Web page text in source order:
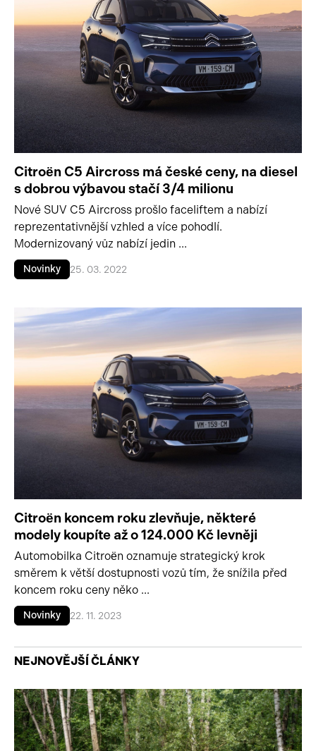
Citroën C5 Aircross má české ceny, na diesel
s dobrou výbavou stačí 3/4 milionu
Nové SUV C5 Aircross prošlo faceliftem a nabízí
reprezentativnější vzhled a více pohodlí.
Modernizovaný vůz nabízí jedin ...
Novinky 25. 03. 2022
Citroën koncem roku zlevňuje, některé
modely koupíte až o 124.000 Kč levněji
Automobilka Citroën oznamuje strategický krok
směrem k větší dostupnosti vozů tím, že snížila před
koncem roku ceny něko ...
Novinky 22. 11. 2023
NEJNOVĚJŠÍ ČLÁNKY